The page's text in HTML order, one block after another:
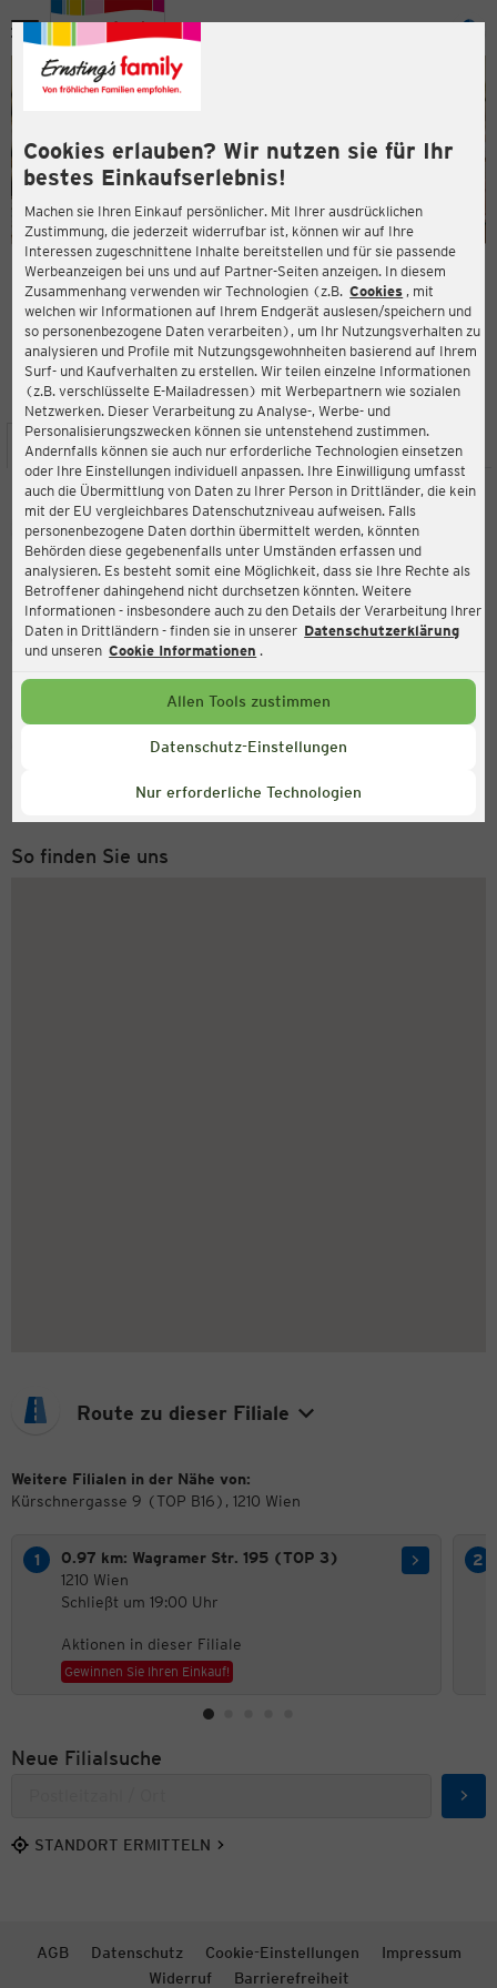
Cookies erlauben? Wir nutzen sie für Ihr
bestes Einkaufserlebnis!
Machen sie Ihren Einkauf persönlicher. Mit Ihrer ausdrücklichen
Zustimmung, die jederzeit widerrufbar ist, können wir auf Ihre
Interessen zugeschnittene Inhalte bereitstellen und für sie passende
Werbeanzeigen bei uns und auf Partner-Seiten anzeigen. In diesem
Zusammenhang verwenden wir Technologien (z.B. Cookies , mit
welchen wir Informationen auf Ihrem Endgerät auslesen/speichern und
so personenbezogene Daten verarbeiten), um Ihr Nutzungsverhalten zu
analysieren und Profile mit Nutzungsgewohnheiten basierend auf Ihrem
Surf- und Kaufverhalten zu erstellen. Wir teilen einzelne Informationen
(z.B. verschlüsselte E-Mailadressen) mit Werbepartnern wie sozialen
Netzwerken. Dieser Verarbeitung zu Analyse-, Werbe- und
Personalisierungszwecken können sie untenstehend zustimmen.
Andernfalls können sie auch nur erforderliche Technologien einsetzen
oder Ihre Einstellungen individuell anpassen. Ihre Einwilligung umfasst
auch die Übermittlung von Daten zu Ihrer Person in Drittländer, die kein
mit der EU vergleichbares Datenschutzniveau aufweisen. Falls
personenbezogene Daten dorthin übermittelt werden, könnten
Behörden diese gegebenenfalls unter Umständen erfassen und
analysieren. Es besteht somit eine Möglichkeit, dass sie Ihre Rechte als
Betroffener dahingehend nicht durchsetzen könnten. Weitere
Informationen - insbesondere auch zu den Details der Verarbeitung Ihrer
Daten in Drittländern - finden sie in unserer Datenschutzerklärung
und unseren Cookie Informationen .
Allen Tools zustimmen
Datenschutz-Einstellungen
Nur erforderliche Technologien
Menü
ERNSTING'S FAMILY FILIALE
Kürschnergasse 9 (TOP B16)
1210 Wien
4,4
Bewertung:
STANDORT SERVICES SORTIMENT AKTIONEN
Ernsting's family
Kürschnergasse 9 (TOP B16), 1210 Wien
Aktuell:
Geöffnet
Service Hotline
Montag bis Freitag 8-18 Uhr
So finden Sie uns
Route zu dieser Filiale
Weitere Filialen in der Nähe von:
Kürschnergasse 9 (TOP B16), 1210 Wien
0.97 km: Wagramer Str. 195 (TOP 3)
1210 Wien
Schließt um 19:00 Uhr
Aktionen in dieser Filiale
Gewinnen Sie Ihren Einkauf!
Neue Filialsuche
STANDORT ERMITTELN
AGB Datenschutz Cookie-Einstellungen
Impressum
Widerruf
Barrierefreiheit